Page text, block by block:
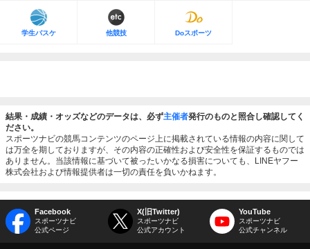
学生バスケ 他競技 Doスポーツ
結果・成績・オッズなどのデータは、必ず主催者発行のものと照合し確認してく
ださい。
スポーツナビの競馬コンテンツのページ上に掲載されている情報の内容に関して
は万全を期しておりますが、その内容の正確性および安全性を保証するものでは
ありません。当該情報に基づいて被ったいかなる損害についても、LINEヤフー
株式会社および情報提供者は一切の責任を負いかねます。
Facebook
スポーツナビ
公式ページ
X(旧Twitter)
スポーツナビ
公式アカウント
YouTube
スポーツナビ
公式チャンネル